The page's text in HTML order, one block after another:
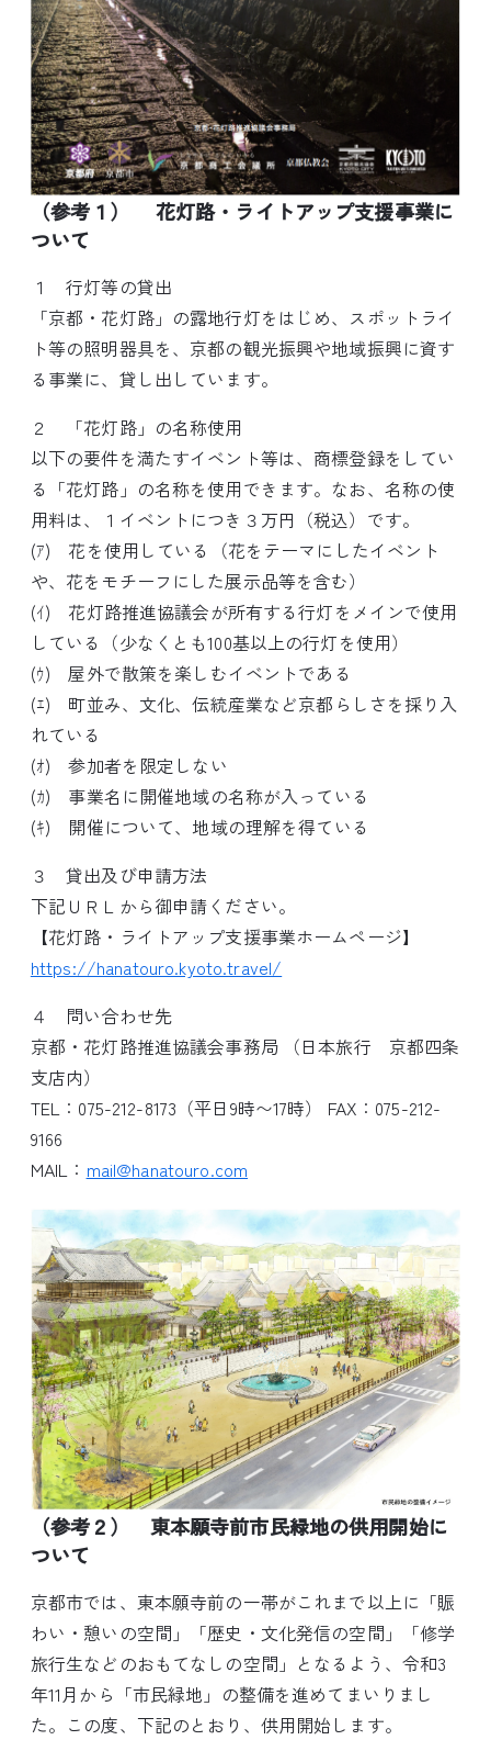
（参考１） 花灯路・ライトアップ支援事業に
ついて
１ 行灯等の貸出
「京都・花灯路」の露地行灯をはじめ、スポットライ
ト等の照明器具を、京都の観光振興や地域振興に資す
る事業に、貸し出しています。
２ 「花灯路」の名称使用
以下の要件を満たすイベント等は、商標登録をしてい
る「花灯路」の名称を使用できます。なお、名称の使
用料は、１イベントにつき３万円（税込）です。
(ｱ) 花を使用している（花をテーマにしたイベント
や、花をモチーフにした展示品等を含む）
(ｲ) 花灯路推進協議会が所有する行灯をメインで使用
している（少なくとも100基以上の行灯を使用）
(ｳ) 屋外で散策を楽しむイベントである
(ｴ) 町並み、文化、伝統産業など京都らしさを採り入
れている
(ｵ) 参加者を限定しない
(ｶ) 事業名に開催地域の名称が入っている
(ｷ) 開催について、地域の理解を得ている
３ 貸出及び申請方法
下記ＵＲＬから御申請ください。
【花灯路・ライトアップ支援事業ホームページ】
https://hanatouro.kyoto.travel/
４ 問い合わせ先
京都・花灯路推進協議会事務局 （日本旅行 京都四条
支店内）
TEL：075-212-8173（平日9時〜17時） FAX：075-212-
9166
MAIL： mail@hanatouro.com
（参考２） 東本願寺前市民緑地の供用開始に
ついて
京都市では、東本願寺前の一帯がこれまで以上に「賑
わい・憩いの空間」「歴史・文化発信の空間」「修学
旅行生などのおもてなしの空間」となるよう、令和3
年11月から「市民緑地」の整備を進めてまいりまし
た。この度、下記のとおり、供用開始します。